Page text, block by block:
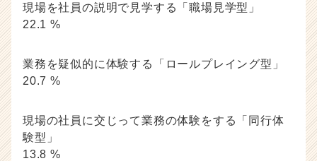
現場を社員の説明で見学する「職場見学型」
22.1 %
業務を疑似的に体験する「ロールプレイング型」
20.7 %
現場の社員に交じって業務の体験をする「同行体
験型」
13.8 %